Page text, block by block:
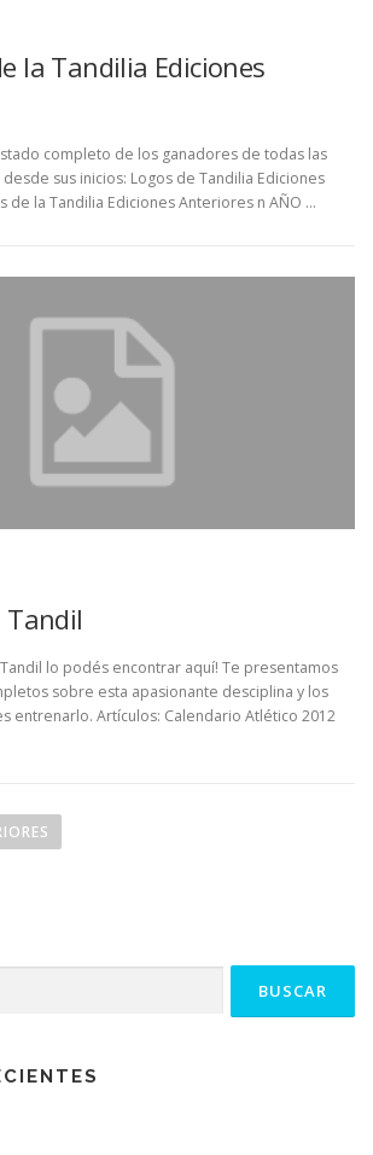
la Tandilia Ediciones
completo de los ganadores de todas las
sus inicios: Logos de Tandilia Ediciones
de la Tandilia Ediciones Anteriores n AÑO …
lo podés encontrar aquí! Te presentamos
sobre esta apasionante desciplina y los
entrenarlo. Artículos: Calendario Atlético 2012